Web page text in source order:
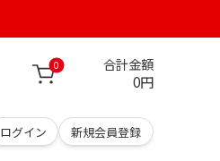
0 合計金額
0円
ログイン 新規会員登録